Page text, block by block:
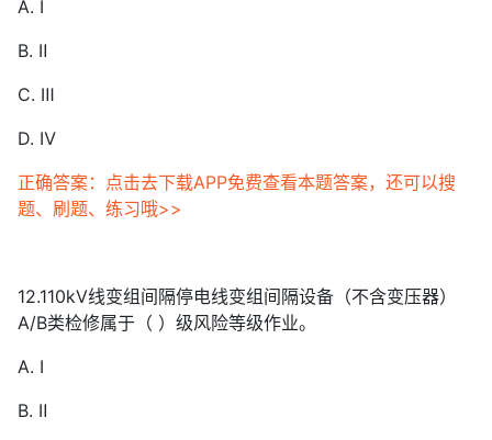
A. Ⅰ
B. Ⅱ
C. Ⅲ
D. Ⅳ
正确答案：点击去下载APP免费查看本题答案，还可以搜
题、刷题、练习哦>>
12.110kV线变组间隔停电线变组间隔设备（不含变压器）
A/B类检修属于（ ）级风险等级作业。
A. Ⅰ
B. Ⅱ